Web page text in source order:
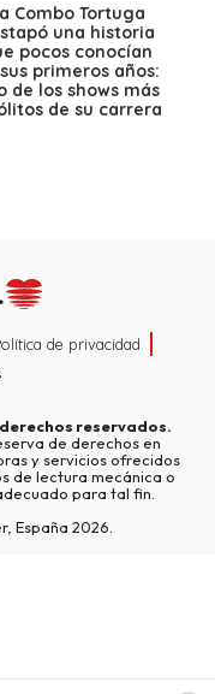
Combo Tortuga
una historia
pocos conocían
primeros años:
de los shows más
de su carrera
de privacidad
reservados.
de derechos en
y servicios ofrecidos
de lectura mecánica o
para tal fin.
España 2026.